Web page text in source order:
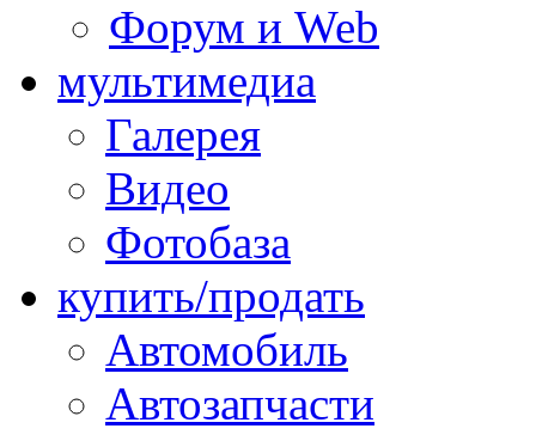
Форум и Web
мультимедиа
Галерея
Видео
Фотобаза
купить/продать
Автомобиль
Автозапчасти